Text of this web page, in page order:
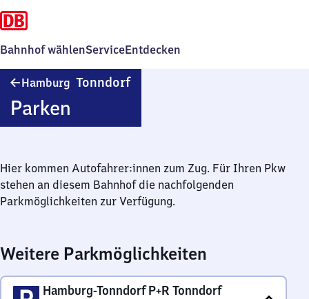
Bahnhof wählenServiceEntdecken
Hamburg TonndorfHamburg-
Parken
Hier kommen Autofahrer:innen zum Zug. Für Ihren Pkw
stehen an diesem Bahnhof die nachfolgenden
Parkmöglichkeiten zur Verfügung.
Weitere Parkmöglichkeiten
Hamburg-Tonndorf P+R Tonndorf